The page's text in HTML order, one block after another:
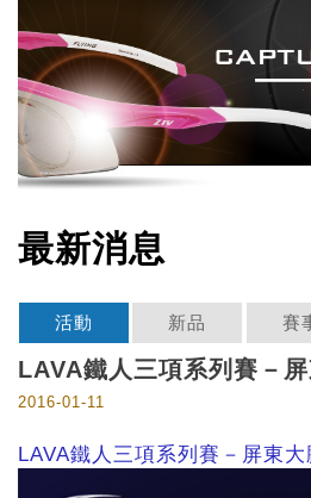
最新消息
活動 新品 賽
LAVA鐵人三項系列賽－
2016-01-11
LAVA鐵人三項系列賽－屏東